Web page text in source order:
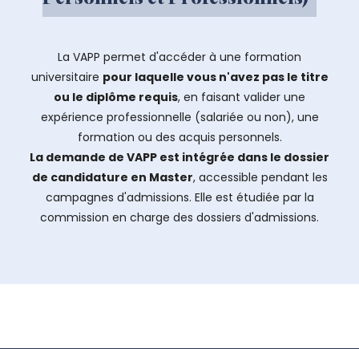
La VAPP permet d'accéder à une formation
universitaire pour laquelle vous n'avez pas le titre
ou le diplôme requis, en faisant valider une
expérience professionnelle (salariée ou non), une
formation ou des acquis personnels.
La demande de VAPP est intégrée dans le dossier
de candidature en Master, accessible pendant les
campagnes d'admissions. Elle est étudiée par la
commission en charge des dossiers d'admissions.